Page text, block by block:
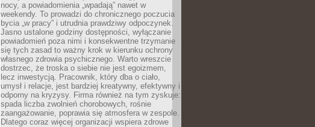
nocy, a powiadomienia „wpadają” nawet w
weekendy. To prowadzi do chronicznego poczucia
bycia „w pracy” i utrudnia prawdziwy odpoczynek.
Jasno ustalone godziny dostępności, wyłączanie
powiadomień poza nimi i konsekwentne trzymanie
się tych zasad to ważny krok w kierunku ochrony
własnego zdrowia psychicznego. Warto wreszcie
dostrzec, że troska o siebie nie jest egoizmem,
lecz inwestycją. Pracownik, który dba o ciało,
umysł i relacje, jest bardziej kreatywny, efektywny i
odporny na kryzysy. Firma również na tym zyskuje:
spada liczba zwolnień chorobowych, rośnie
zaangażowanie, poprawia się atmosfera w zespole.
Dlatego coraz więcej organizacji wspiera zdrowe